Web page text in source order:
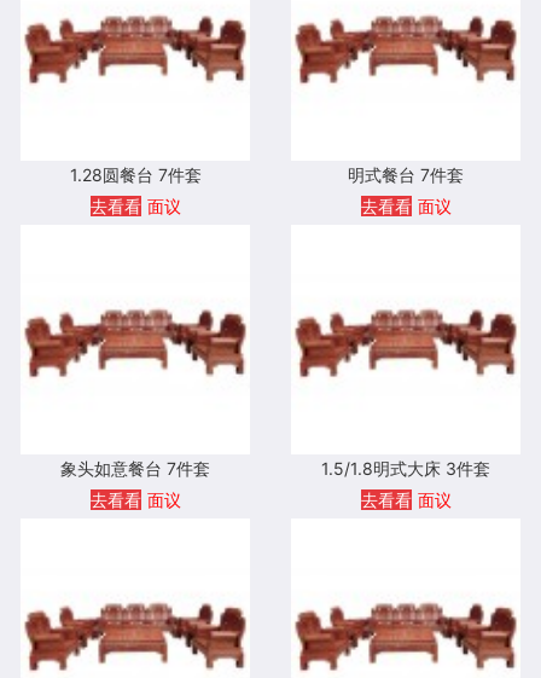
1.28圆餐台 7件套
去看看 面议
明式餐台 7件套
去看看 面议
象头如意餐台 7件套
去看看 面议
1.5/1.8明式大床 3件套
去看看 面议